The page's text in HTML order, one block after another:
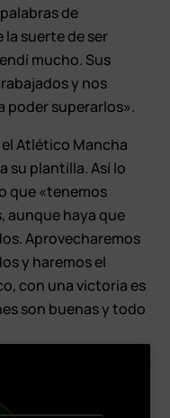
de
suerte de ser
mucho. Sus
y nos
poder superarlos».
Atlético Mancha
su plantilla. Así lo
que «tenemos
aunque haya que
Aprovecharemos
y haremos el
con una victoria es
son buenas y todo